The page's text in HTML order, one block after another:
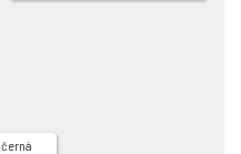
černá